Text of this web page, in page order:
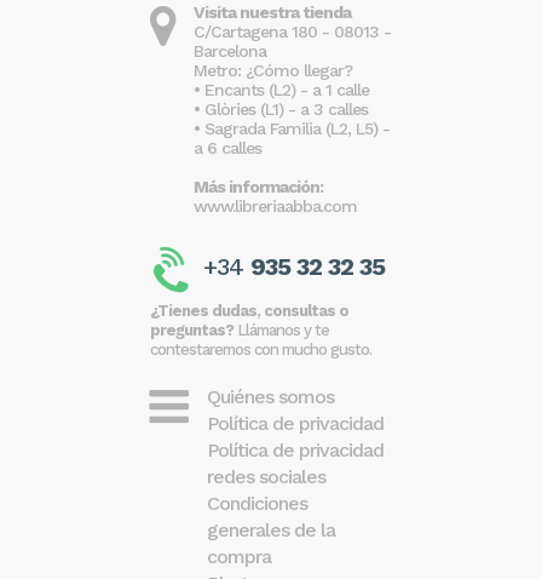
Visita nuestra tienda
C/Cartagena 180 - 08013 -
Barcelona
Metro: ¿Cómo llegar?
• Encants (L2) - a 1 calle
• Glòries (L1) - a 3 calles
• Sagrada Familia (L2, L5) -
a 6 calles
Más información:
www.libreriaabba.com
+34 935 32 32 35
¿Tienes dudas, consultas o
preguntas? Llámanos y te
contestaremos con mucho gusto.
Quiénes somos
Política de privacidad
Política de privacidad
redes sociales
Condiciones
generales de la
compra